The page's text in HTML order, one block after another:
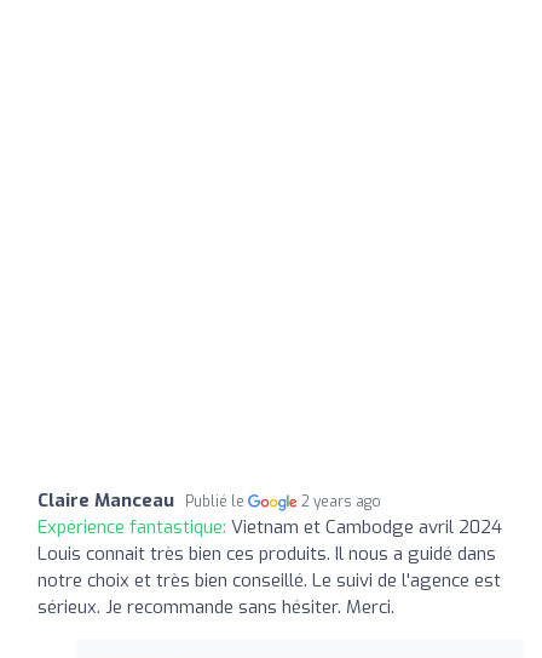
Claire Manceau Publié le 2 years ago
Expérience fantastique: Vietnam et Cambodge avril 2024
Louis connait très bien ces produits. Il nous a guidé dans
notre choix et très bien conseillé. Le suivi de l'agence est
sérieux. Je recommande sans hésiter. Merci.